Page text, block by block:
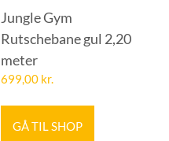
Jungle Gym
Rutschebane gul 2,20
meter
699,00 kr.
GÅ TIL SHOP